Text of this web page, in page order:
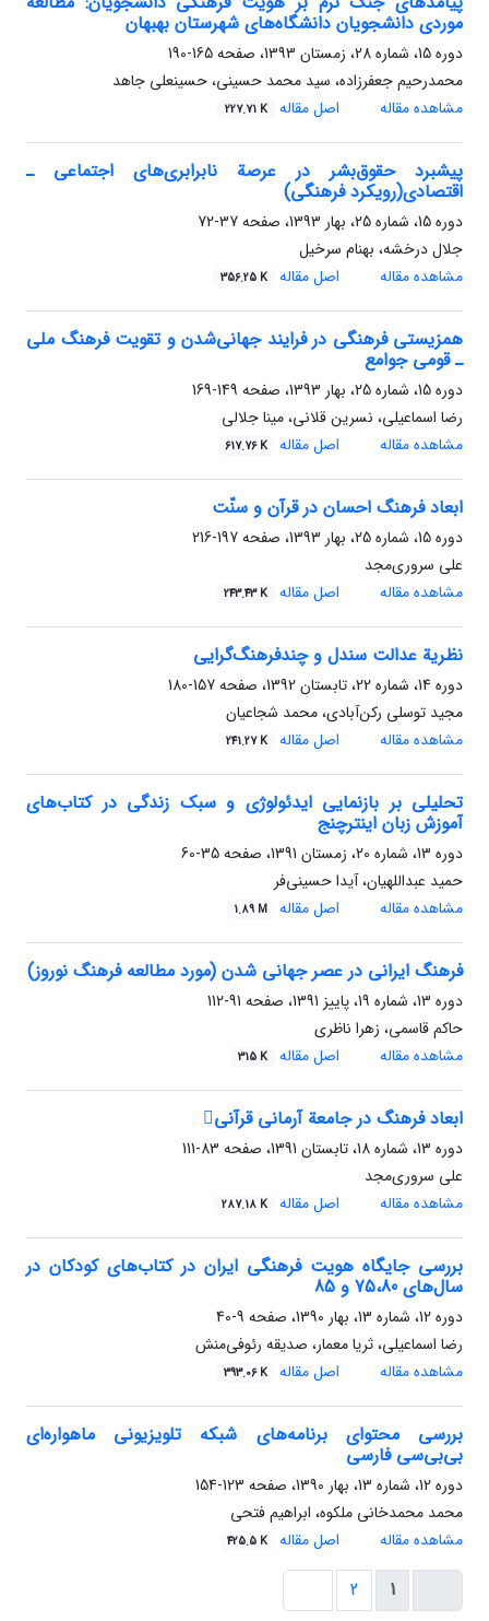
موردی دانشجویان دانشگاه‌های شهرستان بهبهان
دوره 15، شماره 28، زمستان 1393، صفحه
165-190
محمدرحیم جعفرزاده، سید محمد حسینی، حسینعلی جاهد
مشاهده مقاله
اصل مقاله 227.71 K
پیشبرد حقوق‌بشر در عرصة نابرابری‌های اجتماعی ـ
اقتصادی(رویکرد فرهنگی)
دوره 15، شماره 25، بهار 1393، صفحه
37-72
جلال درخشه، بهنام سرخیل
مشاهده مقاله
اصل مقاله 356.25 K
همزیستی فرهنگی در فرایند جهانی‌شدن و تقویت فرهنگ ملی
ـ قومی جوامع
دوره 15، شماره 25، بهار 1393، صفحه
149-169
رضا اسماعیلی، نسرین قلانی، مینا جلالی
مشاهده مقاله
اصل مقاله 617.76 K
ابعاد فرهنگ احسان در قرآن و سنّت
دوره 15، شماره 25، بهار 1393، صفحه
197-216
علی سروری‌مجد
مشاهده مقاله
اصل مقاله 243.43 K
نظریة عدالت سندل و چندفرهنگ‌گرایی
دوره 14، شماره 22، تابستان 1392، صفحه
157-180
مجید توسلی رکن‌آبادی، محمد شجاعیان
مشاهده مقاله
اصل مقاله 241.27 K
تحلیلی بر بازنمایی ایدئولوژی و سبک زندگی در کتاب‌های
آموزش زبان اینترچنج
دوره 13، شماره 20، زمستان 1391، صفحه
35-60
حمید عبداللهیان، آیدا حسینی‌فر
مشاهده مقاله
اصل مقاله 1.89 M
فرهنگ ایرانی در عصر جهانی شدن (مورد مطالعه فرهنگ نوروز)
دوره 13، شماره 19، پاییز 1391، صفحه
91-112
حاکم قاسمی، زهرا ناظری
مشاهده مقاله
اصل مقاله 315 K
ابعاد فرهنگ در جامعة آرمانی قرآنی
دوره 13، شماره 18، تابستان 1391، صفحه
83-111
علی سروری‌مجد
مشاهده مقاله
اصل مقاله 287.18 K
بررسی جایگاه هویت فرهنگی ایران در کتاب‌های کودکان در
سال‌های 75،80 و 85
دوره 12، شماره 13، بهار 1390، صفحه
9-40
رضا اسماعیلی، ثریا معمار، صدیقه رئوفی‌منش
مشاهده مقاله
اصل مقاله 393.06 K
بررسی محتوای برنامه‌های شبکه تلویزیونی ماهواره‌ای
بی‌بی‌سی فارسی
دوره 12، شماره 13، بهار 1390، صفحه
123-154
محمد محمدخانی ملکوه، ابراهیم فتحی
مشاهده مقاله
اصل مقاله 425.5 K
1
2